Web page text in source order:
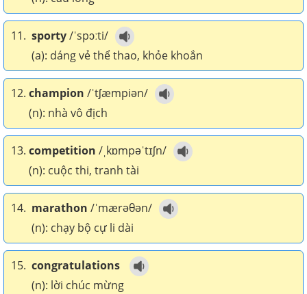
11. sporty/ˈspɔːti/
(a): dáng vẻ thể thao, khỏe khoắn
12. champion /ˈtʃæmpiən/
(n): nhà vô địch
13. competition /ˌkɒmpəˈtɪʃn/
(n): cuộc thi, tranh tài
14. marathon /ˈmærəθən/
(n): chạy bộ cự li dài
15. congratulations
(n): lời chúc mừng